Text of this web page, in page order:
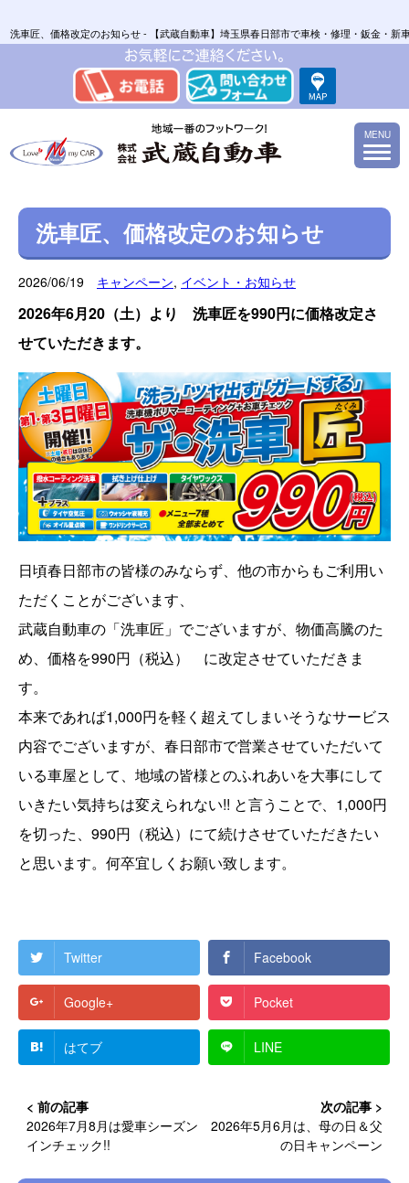
洗車匠、価格改定のお知らせ - 【武蔵自動車】埼玉県春日部市で車検・修理・鈑金・新
MENU
洗車匠、価格改定のお知らせ
2026/06/19 キャンペーン, イベント・お知らせ
2026年6月20（土）より 洗車匠を990円に価格改定さ
せていただきます。
日頃春日部市の皆様のみならず、他の市からもご利用い
ただくことがございます、
武蔵自動車の「洗車匠」でございますが、物価高騰のた
め、価格を990円（税込） に改定させていただきま
す。
本来であれば1,000円を軽く超えてしまいそうなサービス
内容でございますが、春日部市で営業させていただいて
いる車屋として、地域の皆様とのふれあいを大事にして
いきたい気持ちは変えられない!! と言うことで、1,000円
を切った、990円（税込）にて続けさせていただきたい
と思います。何卒宜しくお願い致します。
Twitter Facebook
Google+ Pocket
はてブ LINE
2026年7月8月は愛車シーズン
インチェック!!
2026年5月6月は、母の日＆父
の日キャンペーン